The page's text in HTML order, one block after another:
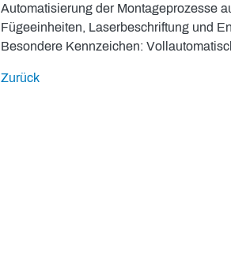
Automatisierung der Montageprozesse
Fügeeinheiten, Laserbeschriftung und
Besondere Kennzeichen:
Zurück